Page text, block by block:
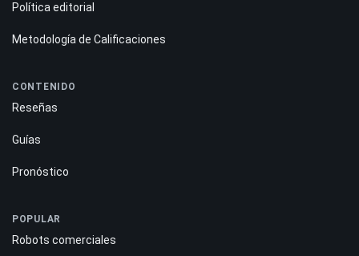
Política editorial
Metodología de Calificaciones
CONTENIDO
Reseñas
Guías
Pronóstico
POPULAR
Robots comerciales